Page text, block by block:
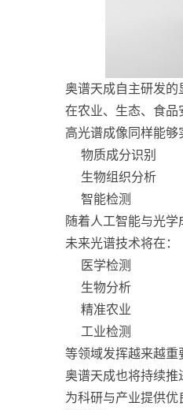
奥谱天成自主研发的
在农业、生态、食品
高光谱成像同样能够
物质成分识别
生物组织分析
智能检测
随着人工智能与光
未来光谱技术将在：
医学检测
生物分析
精准农业
工业检测
等领域发挥越来越重
奥谱天成也将持续
为科研与产业提供